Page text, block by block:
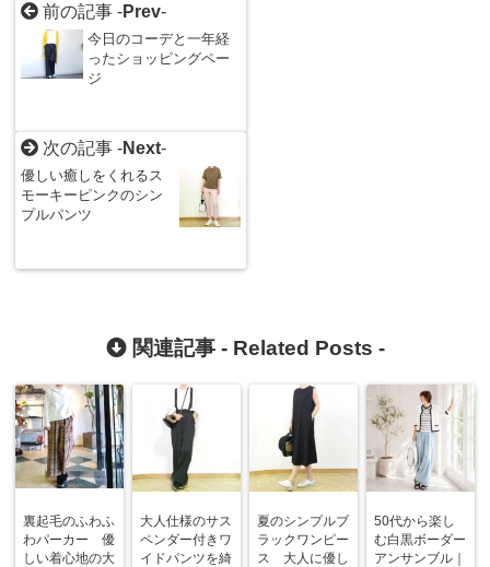
前の記事 -Prev-
今日のコーデと一年経
ったショッピングペー
ジ
次の記事 -Next-
優しい癒しをくれるス
モーキーピンクのシン
プルパンツ
関連記事 - Related Posts -
裏起毛のふわふ
わパーカー 優
しい着心地の大
大人仕様のサス
ペンダー付きワ
イドパンツを綺
夏のシンプルブ
ラックワンピー
ス 大人に優し
50代から楽し
む白黒ボーダー
アンサンブル｜